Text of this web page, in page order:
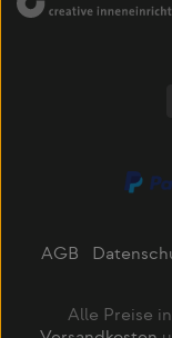
AGB
Alle Preise